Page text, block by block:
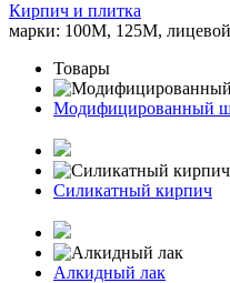
Кирпич и плитка
марки: 100М, 125М,
Товары
Модифицированный
Силикатный кирпич
Алкидный лак